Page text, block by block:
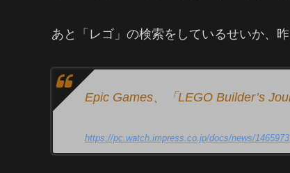
あと「レゴ」の検索をしているせいか、
Epic Games、「LEGO Builder’s
https://pc.watch.impress.co.jp/docs/news/